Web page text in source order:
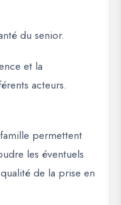
du senior.
et la
acteurs.
permettent
les éventuels
de la prise en